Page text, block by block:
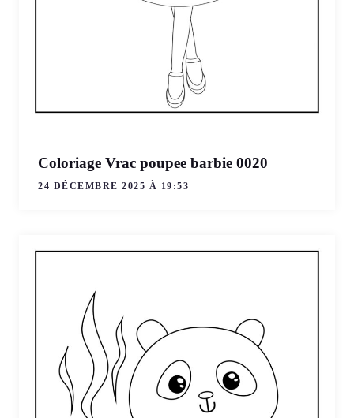
Coloriage Vrac poupee barbie 0020
24 DÉCEMBRE 2025 À 19:53